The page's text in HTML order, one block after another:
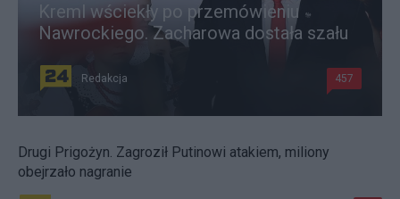
Kreml wściekły po przemówieniu
Nawrockiego. Zacharowa dostała szału
Redakcja 457
Drugi Prigożyn. Zagroził Putinowi atakiem, miliony
obejrzało nagranie